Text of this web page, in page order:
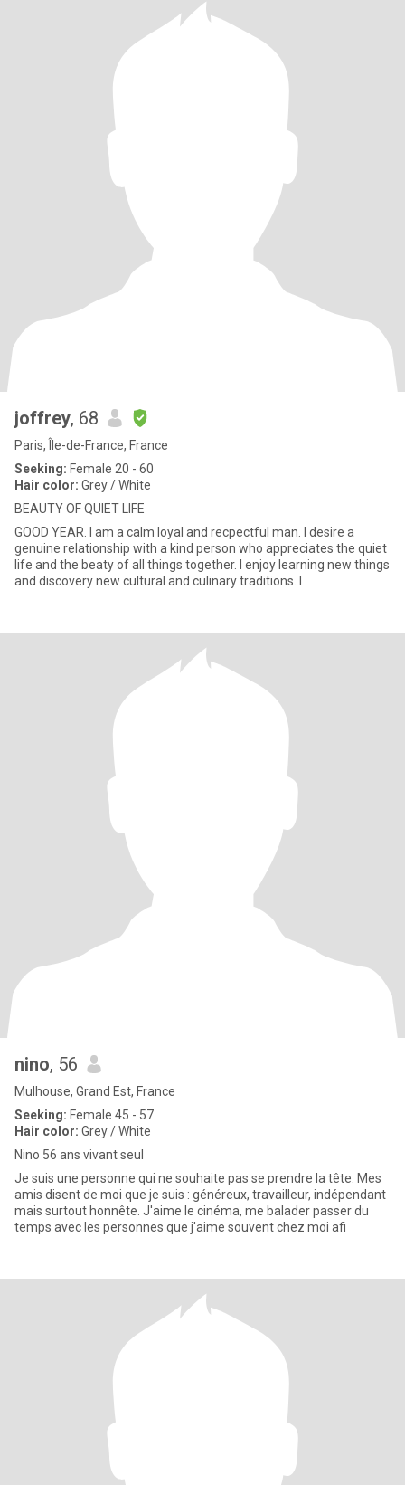
joffrey, 68
Paris, Île-de-France, France
Seeking: Female 20 - 60
Hair color: Grey / White
BEAUTY OF QUIET LIFE
GOOD YEAR. I am a calm loyal and recpectful man. I desire a
genuine relationship with a kind person who appreciates the quiet
life and the beaty of all things together. I enjoy learning new things
and discovery new cultural and culinary traditions. I
nino, 56
Mulhouse, Grand Est, France
Seeking: Female 45 - 57
Hair color: Grey / White
Nino 56 ans vivant seul
Je suis une personne qui ne souhaite pas se prendre la tête. Mes
amis disent de moi que je suis : généreux, travailleur, indépendant
mais surtout honnête. J'aime le cinéma, me balader passer du
temps avec les personnes que j'aime souvent chez moi afi